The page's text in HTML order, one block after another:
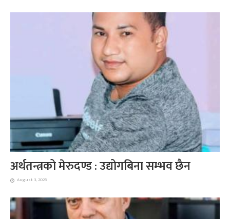
अर्थतन्त्रको मेरुदण्ड : उद्योगबिना सम्भव छैन
August 3, 2025